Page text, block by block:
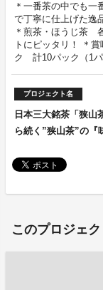
＊一番茶の中でも一
で丁寧に仕上げた逸
＊煎茶・ほうじ茶
トにピッタリ！ ＊
ク 計10パック（1パ
プロジェクト名
日本三大銘茶「狭山
ら続く”狭山茶”の『
このプロジェ